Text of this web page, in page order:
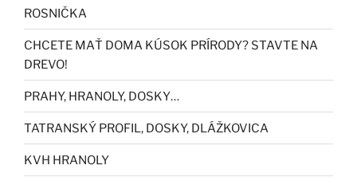
ROSNIČKA
CHCETE MAŤ DOMA KÚSOK PRÍRODY? STAVTE NA
DREVO!
PRAHY, HRANOLY, DOSKY…
TATRANSKÝ PROFIL, DOSKY, DLÁŽKOVICA
KVH HRANOLY